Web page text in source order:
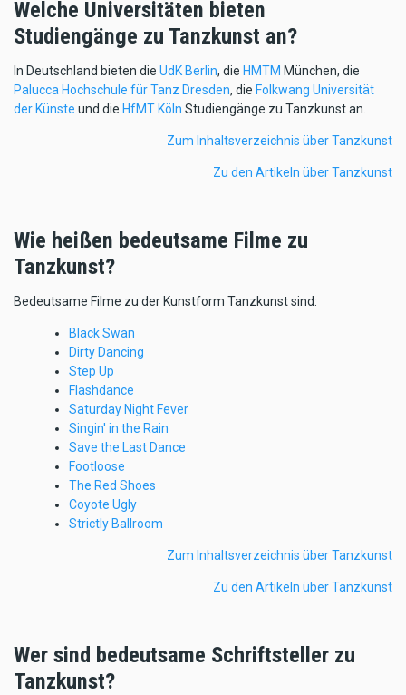
Welche Universitäten bieten
Studiengänge zu Tanzkunst an?
In Deutschland bieten die UdK Berlin, die HMTM München, die
Palucca Hochschule für Tanz Dresden, die Folkwang Universität
der Künste und die HfMT Köln Studiengänge zu Tanzkunst an.
Zum Inhaltsverzeichnis über Tanzkunst
Zu den Artikeln über Tanzkunst
Wie heißen bedeutsame Filme zu
Tanzkunst?
Bedeutsame Filme zu der Kunstform Tanzkunst sind:
Black Swan
Dirty Dancing
Step Up
Flashdance
Saturday Night Fever
Singin' in the Rain
Save the Last Dance
Footloose
The Red Shoes
Coyote Ugly
Strictly Ballroom
Zum Inhaltsverzeichnis über Tanzkunst
Zu den Artikeln über Tanzkunst
Wer sind bedeutsame Schriftsteller zu
Tanzkunst?